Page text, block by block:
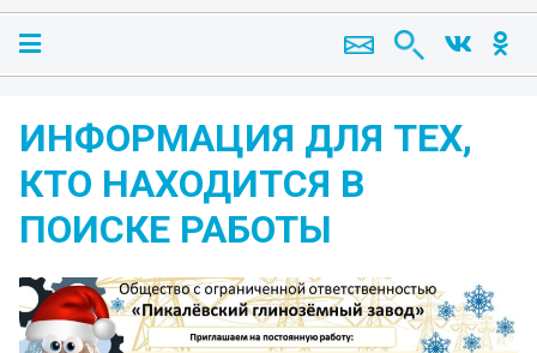
ИНФОРМАЦИЯ ДЛЯ ТЕХ,
КТО НАХОДИТСЯ В
ПОИСКЕ РАБОТЫ